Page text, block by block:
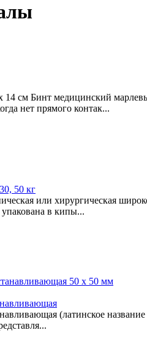
см Бинт медицинский
нет прямого контак...
50 кг
или хирургическая
упакована в кипы...
(латинское